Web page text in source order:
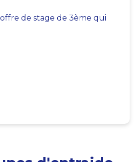
de stage de 3ème qui